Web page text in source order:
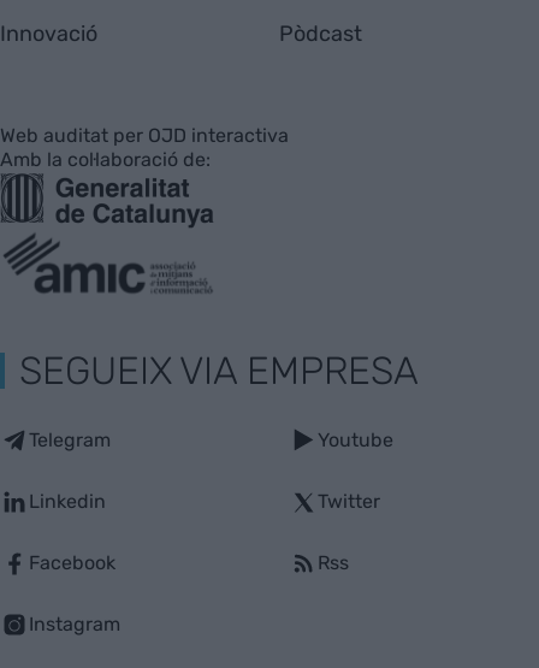
Innovació Pòdcast
Web auditat per OJD interactiva
Amb la col·laboració de:
SEGUEIX VIA EMPRESA
Telegram
Linkedin
Facebook
Instagram
Youtube
Twitter
Rss